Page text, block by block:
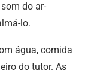
do ar-
lo.
água, comida
do tutor. As